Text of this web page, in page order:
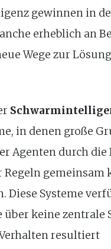
gewinnen in
erheblich an
Wege zur
in denen große
Agenten durch die
gemeinsam
Diese Systeme
über keine zentrale
resultiert